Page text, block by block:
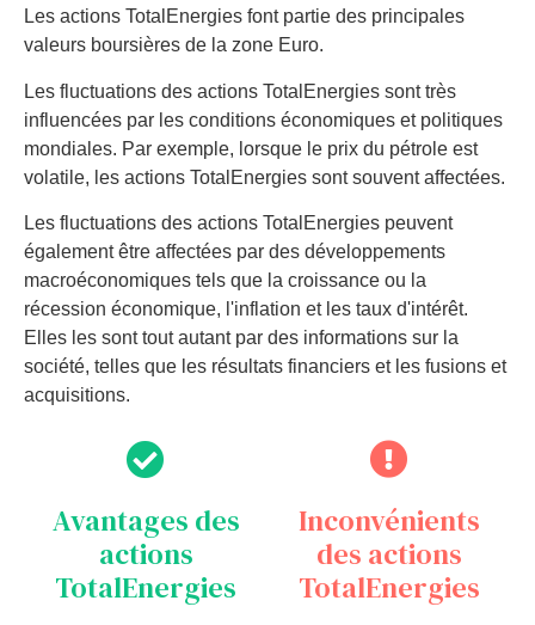
Les actions TotalEnergies font partie des principales
valeurs boursières de la zone Euro.
Les fluctuations des actions TotalEnergies sont très
influencées par les conditions économiques et politiques
mondiales. Par exemple, lorsque le prix du pétrole est
volatile, les actions TotalEnergies sont souvent affectées.
Les fluctuations des actions TotalEnergies peuvent
également être affectées par des développements
macroéconomiques tels que la croissance ou la
récession économique, l'inflation et les taux d'intérêt.
Elles les sont tout autant par des informations sur la
société, telles que les résultats financiers et les fusions et
acquisitions.
Avantages des
actions
TotalEnergies
Inconvénients
des actions
TotalEnergies